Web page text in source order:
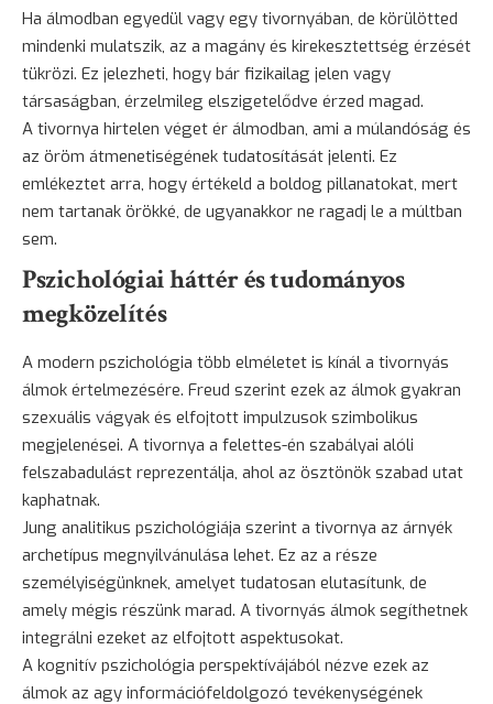
Ha álmodban egyedül vagy egy tivornyában, de körülötted
mindenki mulatszik, az a magány és kirekesztettség érzését
tükrözi. Ez jelezheti, hogy bár fizikailag jelen vagy
társaságban, érzelmileg elszigetelődve érzed magad.
A tivornya hirtelen véget ér álmodban, ami a múlandóság és
az öröm átmenetiségének tudatosítását jelenti. Ez
emlékeztet arra, hogy értékeld a boldog pillanatokat, mert
nem tartanak örökké, de ugyanakkor ne ragadj le a múltban
sem.
Pszichológiai háttér és tudományos
megközelítés
A modern pszichológia több elméletet is kínál a tivornyás
álmok értelmezésére. Freud szerint ezek az álmok gyakran
szexuális vágyak és elfojtott impulzusok szimbolikus
megjelenései. A tivornya a felettes-én szabályai alóli
felszabadulást reprezentálja, ahol az ösztönök szabad utat
kaphatnak.
Jung analitikus pszichológiája szerint a tivornya az árnyék
archetípus megnyilvánulása lehet. Ez az a része
személyiségünknek, amelyet tudatosan elutasítunk, de
amely mégis részünk marad. A tivornyás álmok segíthetnek
integrálni ezeket az elfojtott aspektusokat.
A kognitív pszichológia perspektívájából nézve ezek az
álmok az agy információfeldolgozó tevékenységének